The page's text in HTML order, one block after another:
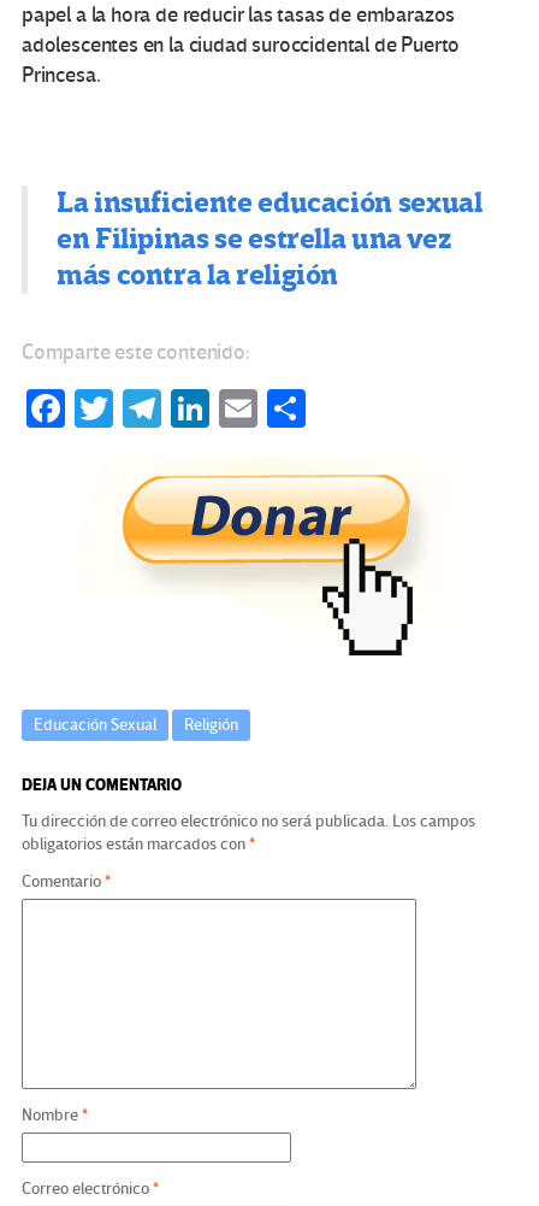
papel a la hora de reducir las tasas de embarazos
adolescentes en la ciudad suroccidental de Puerto
Princesa.
La insuficiente educación sexual
en Filipinas se estrella una vez
más contra la religión
Comparte este contenido:
Fa T
tt
er
Te
gr
a
m
Li
ke
dI
n
E
ail m
p
ar
tir
Educación Sexual Religión
DEJA UN COMENTARIO
Tu dirección de correo electrónico no será publicada. Los campos
obligatorios están marcados con*
Comentario*
Nombre*
Correo electrónico*